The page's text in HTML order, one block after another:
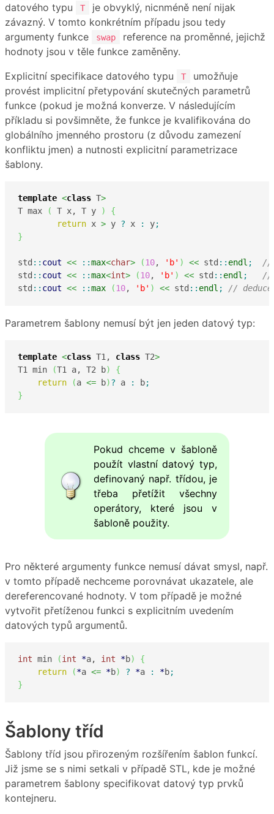
datového typu
T
je obvyklý, nicnméně není nijak
závazný. V tomto konkrétním případu jsou tedy
argumenty funkce
swap
reference na proměnné, jejichž
hodnoty jsou v těle funkce zaměněny.
Explicitní specifikace datového typu
T
umožňuje
provést implicitní přetypování skutečných parametrů
funkce (pokud je možná konverze. V následujícím
příkladu si povšimněte, že funkce je kvalifikována do
globálního jmenného prostoru (z důvodu zamezení
konfliktu jmen) a nutnosti explicitní parametrizace
šablony.
template <class T>
T max
( T x, T y )
{
return x > y ? x : y;
}
std :: cout << ::max<char> (10, 'b' ) << std :: endl ;
//
std :: cout << ::max<int> (10, 'b' ) << std :: endl ;
//
std :: cout << ::max (10, 'b' ) << std :: endl ; //
Parametrem šablony nemusí být jen jeden datový typ:
template <class T1, class T2>
T1 min
(T1 a, T2 b)
{
return
(a <= b)? a : b;
}
Pokud chceme v šabloně
použít vlastní datový typ,
definovaný např. třídou, je
třeba přetížit všechny
operátory, které jsou v
šabloně použity.
Pro některé argumenty funkce nemusí dávat smysl, např.
v tomto případě nechceme porovnávat ukazatele, ale
dereferencované hodnoty. V tom případě je možné
vytvořit přetíženou funkci s explicitním uvedením
datových typů argumentů.
int min (int *a, int *b)
{
return
(*a <= *b) ? *a : *b;
}
Šablony tříd
Šablony tříd jsou přirozeným rozšířením šablon funkcí.
Již jsme se s nimi setkali v případě STL, kde je možné
parametrem šablony specifikovat datový typ prvků
kontejneru.